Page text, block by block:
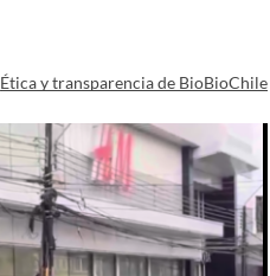
Ética y transparencia de BioBioChile